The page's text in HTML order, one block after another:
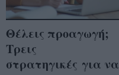
Θέλεις προαγωγή;
Τρεις
στρατηγικές για να